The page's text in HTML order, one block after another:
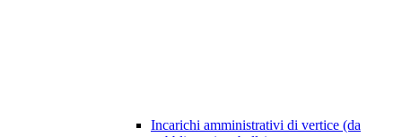
Incarichi amministrativi di vertice (da